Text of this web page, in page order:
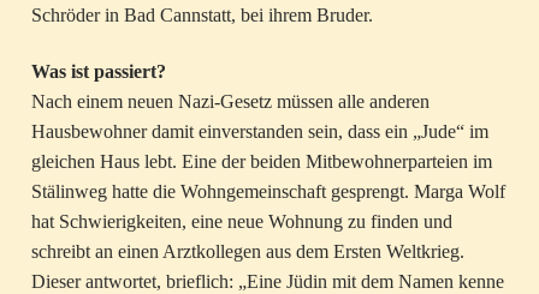
Schröder in Bad Cannstatt, bei ihrem Bruder.
Was ist passiert?
Nach einem neuen Nazi-Gesetz müssen alle anderen
Hausbewohner damit einverstanden sein, dass ein „Jude“ im
gleichen Haus lebt. Eine der beiden Mitbewohnerparteien im
Stälinweg hatte die Wohngemeinschaft gesprengt. Marga Wolf
hat Schwierigkeiten, eine neue Wohnung zu finden und
schreibt an einen Arztkollegen aus dem Ersten Weltkrieg.
Dieser antwortet, brieflich: „Eine Jüdin mit dem Namen kenne